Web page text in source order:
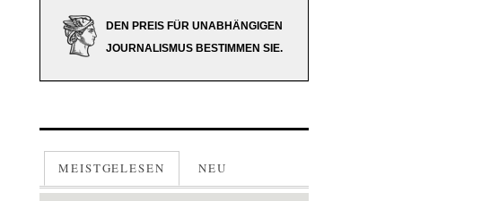
DEN PREIS FÜR UNABHÄNGIGEN
JOURNALISMUS BESTIMMEN SIE.
MEISTGELESEN NEU